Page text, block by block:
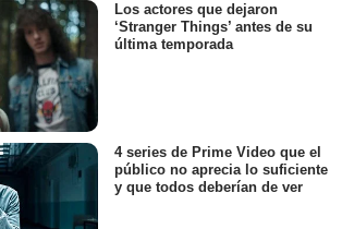
Los actores que dejaron
‘Stranger Things’ antes de su
última temporada
4 series de Prime Video que el
público no aprecia lo suficiente
y que todos deberían de ver